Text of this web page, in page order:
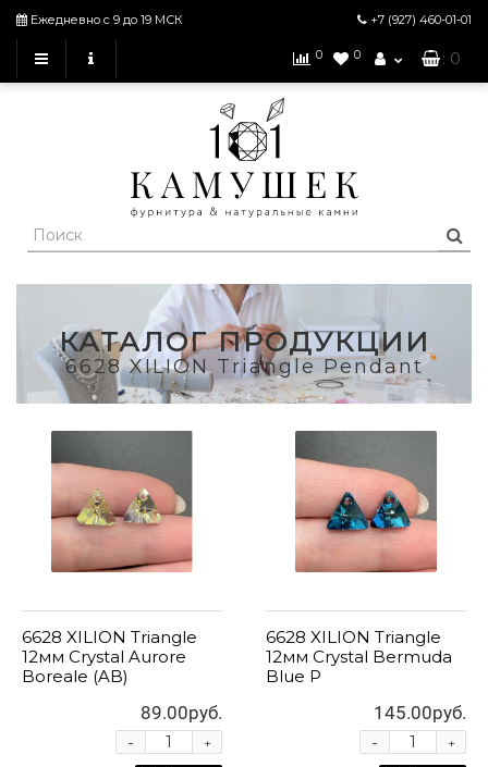
Ежедневно с 9 до 19 МСК +7 (927) 460-01-01
0 0 : 0
КАТАЛОГ ПРОДУКЦИИ
6628 XILION Triangle Pendant
6628 XILION Triangle
12мм Crystal Aurore
Boreale (AB)
89.00руб.
+
-
6628 XILION Triangle
12мм Crystal Bermuda
Blue P
145.00руб.
+
-